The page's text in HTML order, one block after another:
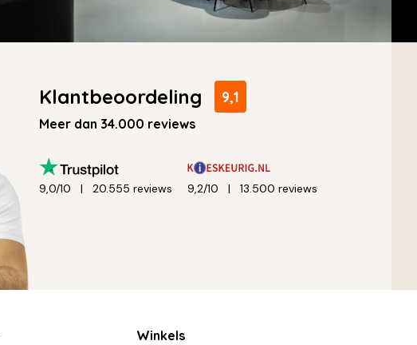
Klantbeoordeling 9,1
Meer dan 34.000 reviews
9,0/10 20.555 reviews 9,2/10 13.500 reviews
Winkels